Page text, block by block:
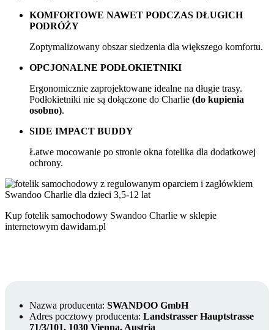
KOMFORTOWE NAWET PODCZAS DŁUGICH
PODRÓŻY
Zoptymalizowany obszar siedzenia dla większego komfortu.
OPCJONALNE PODŁOKIETNIKI
Ergonomicznie zaprojektowane idealne na długie trasy.
Podłokietniki nie są dołączone do Charlie (do kupienia
osobno).
SIDE IMPACT BUDDY
Łatwe mocowanie po stronie okna fotelika dla dodatkowej
ochrony.
Kup fotelik samochodowy Swandoo Charlie w sklepie
internetowym dawidam.pl
Nazwa producenta: SWANDOO GmbH
Adres pocztowy producenta: Landstrasser Hauptstrasse
71/3/101, 1030 Vienna, Austria